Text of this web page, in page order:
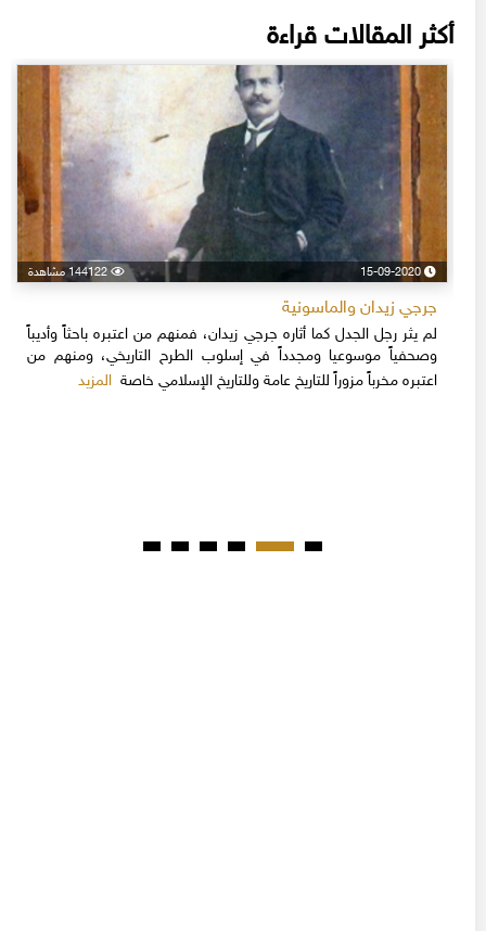
أكثر المقالات قراءة
15-09-2020 144122 مشاهدة
جرجي زيدان والماسونية
لم يثر رجل الجدل كما أثاره جرجي زيدان، فمنهم من اعتبره باحثاً وأديباً
وصحفياً موسوعيا ومجدداً في إسلوب الطرح التاريخي، ومنهم من
اعتبره مخرباً مزوراً للتاريخ عامة وللتاريخ الإسلامي خاصةالمزيد